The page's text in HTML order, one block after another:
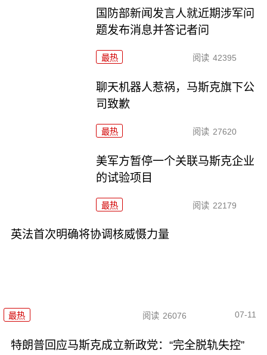
国防部新闻发言人就近期涉军问
题发布消息并答记者问
最热 阅读 42395
聊天机器人惹祸，马斯克旗下公
司致歉
最热 阅读 27620
美军方暂停一个关联马斯克企业
的试验项目
最热 阅读 22179
英法首次明确将协调核威慑力量
最热 阅读 26076 07-11
特朗普回应马斯克成立新政党：“完全脱轨失控”